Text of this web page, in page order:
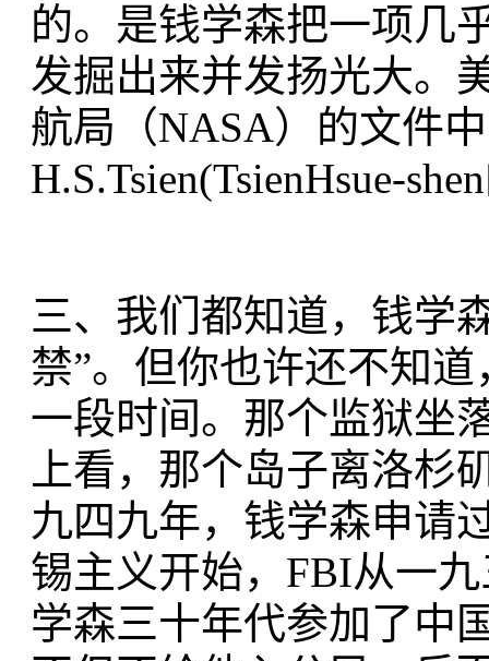
的。是钱学森把一项几
发掘出来并发扬光大。
航局（NASA）的文件
H.S.Tsien(TsienHsue-
三、我们都知道，钱学
禁”。但你也许还不知
一段时间。那个监狱坐
上看，那个岛子离洛杉
九四九年，钱学森申请
锡主义开始，FBI从一
学森三十年代参加了中